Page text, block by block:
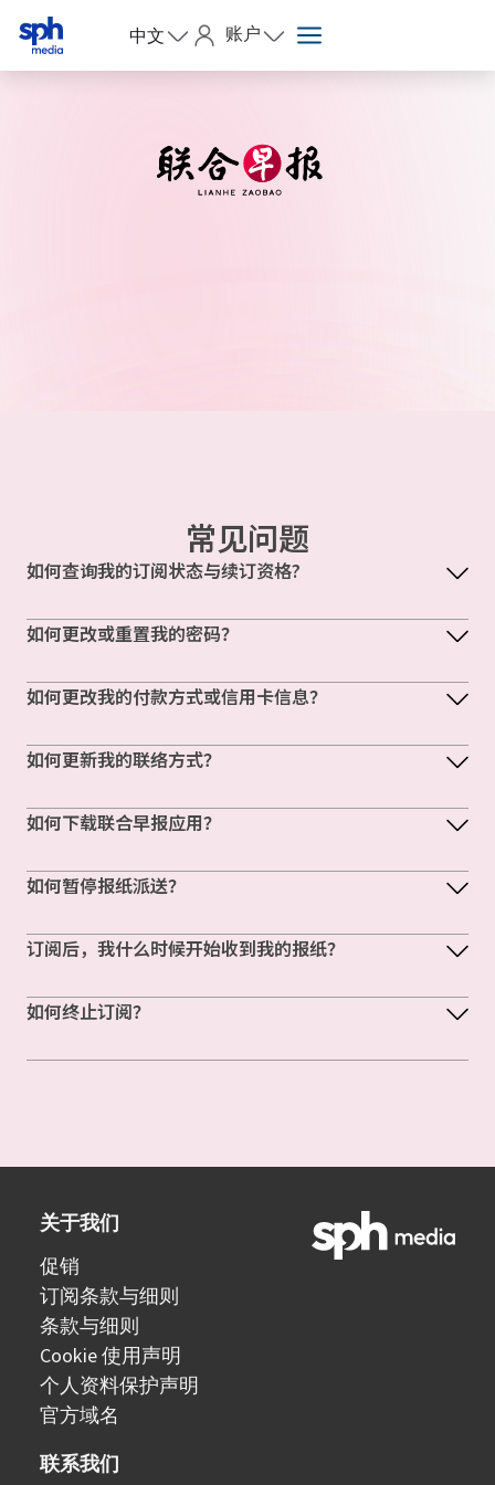
中文 账户
常见问题
如何查询我的订阅状态与续订资格?
如何更改或重置我的密码？
如何更改我的付款方式或信用卡信息？
如何更新我的联络方式？
如何下载联合早报应用？
如何暂停报纸派送？
订阅后，我什么时候开始收到我的报纸？
如何终止订阅？
关于我们
促销
订阅条款与细则
条款与细则
Cookie 使用声明
个人资料保护声明
官方域名
联系我们